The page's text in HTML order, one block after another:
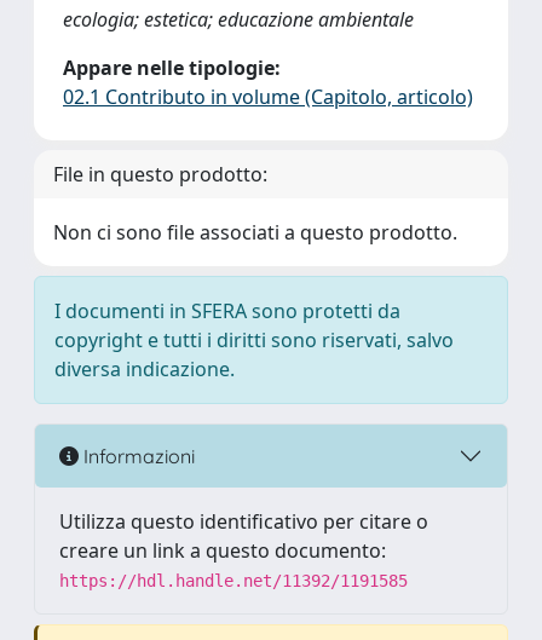
ecologia; estetica; educazione ambientale
Appare nelle tipologie:
02.1 Contributo in volume (Capitolo, articolo)
File in questo prodotto:
Non ci sono file associati a questo prodotto.
I documenti in SFERA sono protetti da
copyright e tutti i diritti sono riservati, salvo
diversa indicazione.
Informazioni
Utilizza questo identificativo per citare o
creare un link a questo documento:
https://hdl.handle.net/11392/1191585